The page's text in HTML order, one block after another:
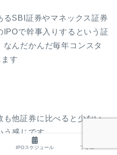
るSBI証券やマネックス証券
で幹事入りするという証
んだかんだ毎年コンスタ
す
も他証券に比べると少ない
う感じです
IPOスケジュール フォロー